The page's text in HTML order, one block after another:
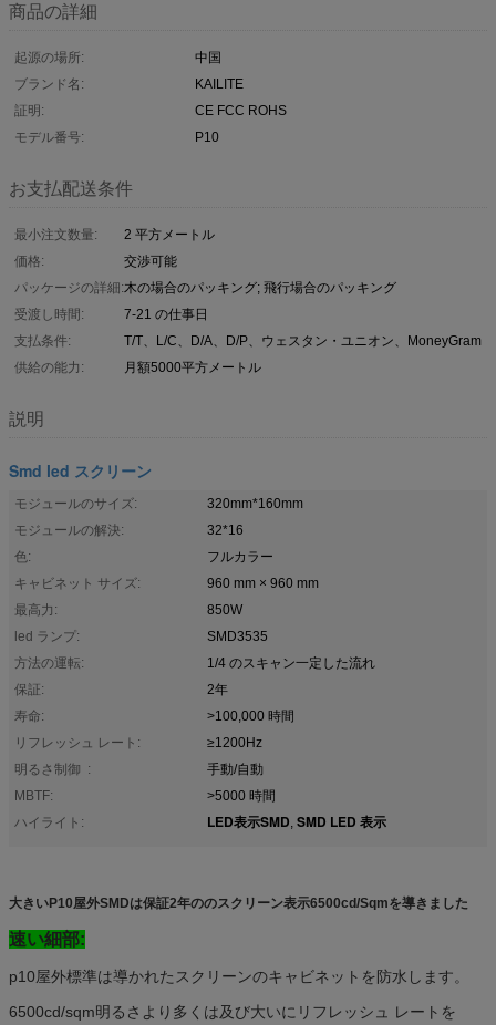
商品の詳細
起源の場所:
中国
ブランド名:
KAILITE
証明:
CE FCC ROHS
モデル番号:
P10
お支払配送条件
最小注文数量:
2 平方メートル
価格:
交渉可能
パッケージの詳細:木の場合のパッキング; 飛行場合のパッキング
受渡し時間:
7-21 の仕事日
支払条件:
T/T、L/C、D/A、D/P、ウェスタン・ユニオン、MoneyGram
供給の能力:
月額5000平方メートル
説明
Smd led スクリーン
モジュールのサイズ:
320mm*160mm
モジュールの解決:
32*16
色:
フルカラー
キャビネット サイズ:
960 mm × 960 mm
最高力:
850W
led ランプ:
SMD3535
方法の運転:
1/4 のスキャン一定した流れ
保証:
2年
寿命:
>100,000 時間
リフレッシュ レート:
≥1200Hz
明るさ制御 :
手動/自動
MBTF:
>5000 時間
ハイライト:
LED表示SMD, SMD LED 表示
大きいP10屋外SMDは保証2年ののスクリーン表示6500cd/Sqmを導きました
速い細部:
p10屋外標準は導かれたスクリーンのキャビネットを防水します。
6500cd/sqm明るさより多くは及び大いにリフレッシュ レートを